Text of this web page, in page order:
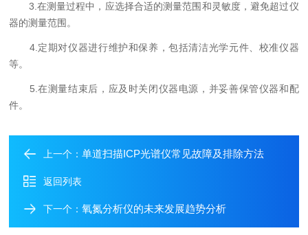
3.在测量过程中，应选择合适的测量范围和灵敏度，避免超过仪
器的测量范围。
4.定期对仪器进行维护和保养，包括清洁光学元件、校准仪器
等。
5.在测量结束后，应及时关闭仪器电源，并妥善保管仪器和配
件。
上一个：单道扫描ICP光谱仪常见故障及排除方法
返回列表
下一个：氧氮分析仪的未来发展趋势分析